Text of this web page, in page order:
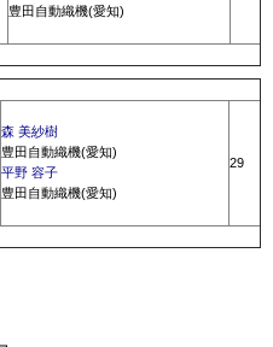
豊田自動織機(愛知)
森 美紗樹
豊田自動織機(愛知)
平野 容子
豊田自動織機(愛知)
29